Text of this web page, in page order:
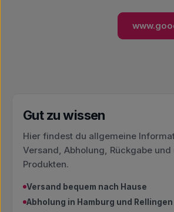
Gut zu wissen
Hier findest du allgemeine
Versand, Abholung, Rückgabe und
Produkten.
Versand bequem nach Hause
Abholung in Hamburg und Rellingen